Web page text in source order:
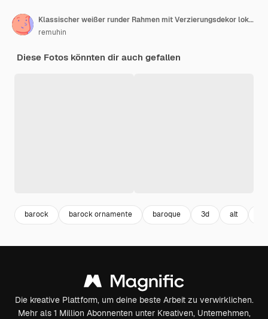
Klassischer weißer runder Rahmen mit Verzierungsdekor lokalisiert auf Schwarz
remuhin
Diese Fotos könnten dir auch gefallen
barock barock ornamente baroque 3d alt
Die kreative Plattform, um deine beste Arbeit zu verwirklichen.
Mehr als 1 Million Abonnenten unter Kreativen, Unternehmen,